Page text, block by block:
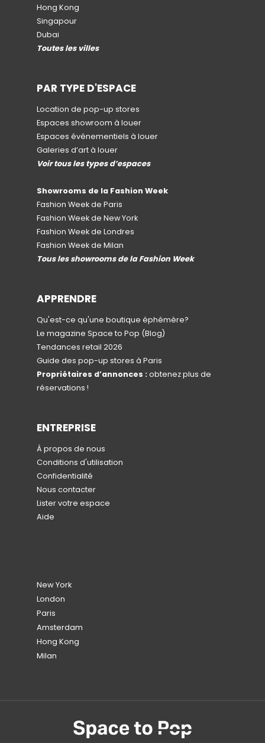
Hong Kong
Singapour
Dubai
Toutes les villes
PAR TYPE D'ESPACE
Location de pop-up stores
Espaces showroom à louer
Espaces événementiels à louer
Galeries d’art à louer
Voir tous les types d’espaces
Showrooms de la Fashion Week
Fashion Week de Paris
Fashion Week de New York
Fashion Week de Londres
Fashion Week de Milan
Tous les showrooms de la Fashion Week
APPRENDRE
Qu'est-ce qu'une boutique éphémère?
Le magazine Space to Pop (Blog)
Tendances retail 2026
Guide des pop-up stores à Paris
Propriétaires d’annonces : obtenez plus de
réservations !
ENTREPRISE
À propos de nous
Conditions d'utilisation
Confidentialité
Nous contacter
Lister votre espace
Aide
New York
London
Paris
Amsterdam
Hong Kong
Milan